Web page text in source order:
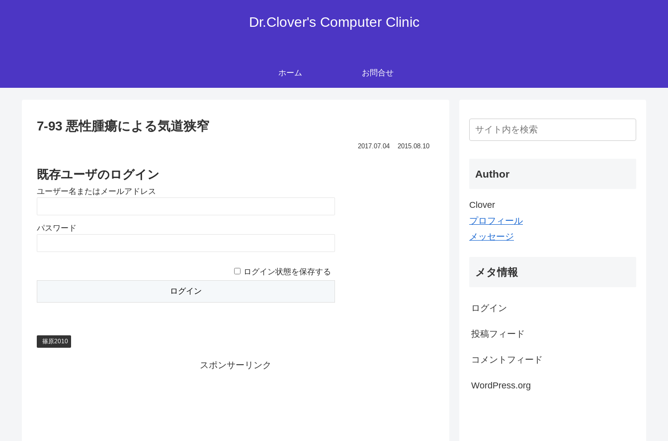
Dr.Clover's Computer Clinic
ホーム お問合せ
7-93 悪性腫瘍による気道狭窄
2017.07.04 2015.08.10
既存ユーザのログイン
ユーザー名またはメールアドレス
パスワード
ログイン状態を保存する
篠原2010
スポンサーリンク
Author
Clover
プロフィール
メッセージ
メタ情報
ログイン
投稿フィード
コメントフィード
WordPress.org